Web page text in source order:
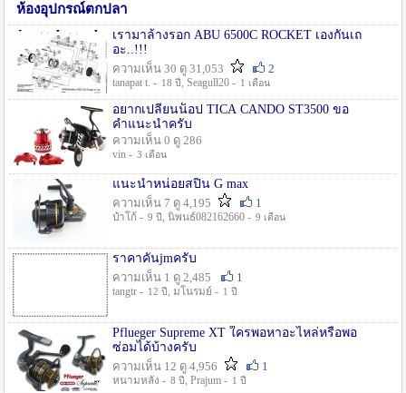
ห้องอุปกรณ์ตกปลา
เรามาล้างรอก ABU 6500C ROCKET เองกันเถ
อะ..!!!
ความเห็น 30 ดู 31,053
2
tanapat t. - 18 ปี , Seagull20 - 1 เดือน
อยากเปลี่ยนน็อป TICA CANDO ST3500 ขอ
คำแนะนำครับ
ความเห็น 0 ดู 286
vin - 3 เดือน
แนะนำหน่อยสปิน G max
ความเห็น 7 ดู 4,195
1
ป๋าโก้ - 9 ปี , นิพนธ์082162660 - 9 เดือน
ราคาคันjmครับ
ความเห็น 1 ดู 2,485
1
tangtr - 12 ปี , มโนรมย์ - 1 ปี
Pflueger Supreme XT ใครพอหาอะไหล่หรือพอ
ซ่อมได้บ้างครับ
ความเห็น 12 ดู 4,956
1
หนามหลัง - 8 ปี , Prajum - 1 ปี